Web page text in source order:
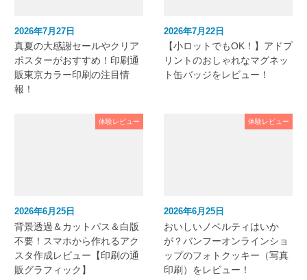
2026年7月27日
真夏の大感謝セールやクリア
ポスターがおすすめ！印刷通
販東京カラー印刷の注目情
報！
2026年7月22日
【小ロットでもOK！】アドプ
リントのおしゃれなマグネッ
ト缶バッジをレビュー！
体験レビュー
2026年6月25日
背景透過＆カットパス＆白版
不要！スマホから作れるアク
スタ作成レビュー【印刷の通
販グラフィック】
体験レビュー
2026年6月25日
おいしいノベルティはいか
が？バンフーオンラインショ
ップのフォトクッキー（写真
印刷）をレビュー！